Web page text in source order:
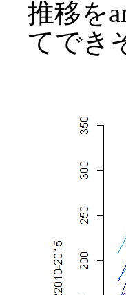
推移を
てでき